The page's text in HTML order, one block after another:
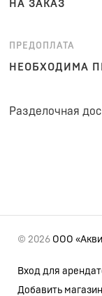
НА ЗАКАЗ
ПРЕДОПЛАТА
НЕОБХОДИМА
Разделочная
© 2026 ООО
Вход для
Добавить